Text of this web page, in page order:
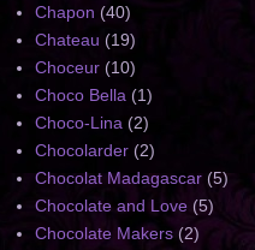
Chapon (40)
Chateau (19)
Choceur (10)
Choco Bella (1)
Choco-Lina (2)
Chocolarder (2)
Chocolat Madagascar (5)
Chocolate and Love (5)
Chocolate Makers (2)